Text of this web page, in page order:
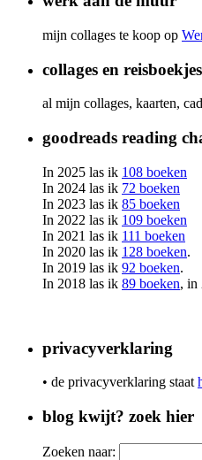
mijn collages te koop op
collages en reisboekjes
al mijn collages, kaarten,
goodreads reading
In 2025 las ik 108 boeken
In 2024 las ik 72 boeken
In 2023 las ik 85 boeken
In 2022 las ik 109 boeken
In 2021 las ik 111 boeken
In 2020 las ik 128 boeken.
In 2019 las ik 92 boeken.
In 2018 las ik 89 boeken, in
privacyverklaring
• de privacyverklaring staat
blog kwijt? zoek hier
Zoeken naar: